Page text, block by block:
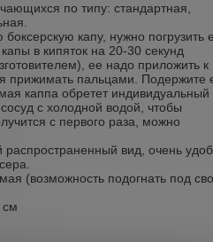
по типу: стандартная,
капу, нужно погрузить
в кипяток на 20-30 секунд
ее надо приложить к
прижимать пальцами. Подержите
каппа обретет индивидуальный
с холодной водой, чтобы
с первого раза, можно
вид, очень
(возможность подогнать под
см